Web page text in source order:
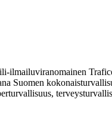
ilmailuviranomainen
Suomen